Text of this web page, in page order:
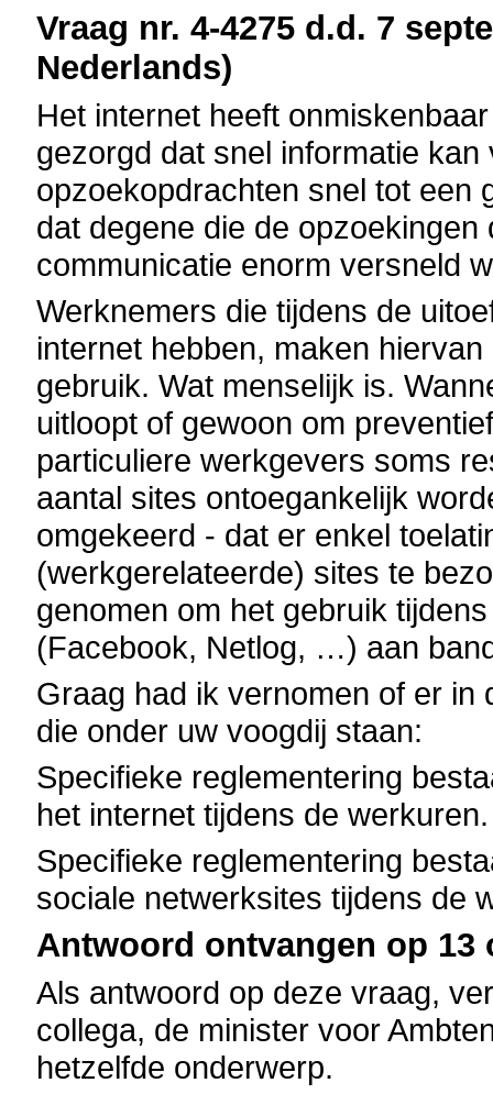
Vraag nr. 4-4275 d.d. 7
Nederlands)
Het internet heeft
gezorgd dat snel informatie
opzoekopdrachten snel tot een
dat degene die de
communicatie enorm versneld
Werknemers die tijdens de
internet hebben, maken
gebruik. Wat menselijk is.
uitloopt of gewoon om
particuliere werkgevers soms
aantal sites ontoegankelijk
omgekeerd - dat er enkel
(werkgerelateerde) sites te
genomen om het gebruik
(Facebook, Netlog, …) aan
Graag had ik vernomen of er in
die onder uw voogdij staan:
Specifieke reglementering
het internet tijdens de
Specifieke reglementering
sociale netwerksites tijdens de
Antwoord ontvangen op 13
Als antwoord op deze vraag,
collega, de minister voor
hetzelfde onderwerp.